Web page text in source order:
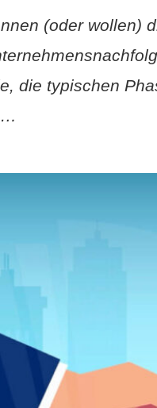
(oder wollen)
die typischen